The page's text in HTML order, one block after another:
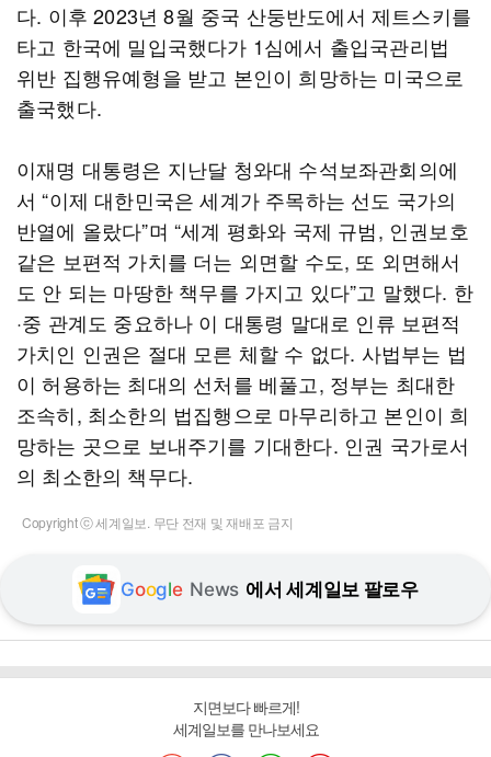
다. 이후 2023년 8월 중국 산둥반도에서 제트스키를
타고 한국에 밀입국했다가 1심에서 출입국관리법
위반 집행유예형을 받고 본인이 희망하는 미국으로
출국했다.
이재명 대통령은 지난달 청와대 수석보좌관회의에
서 “이제 대한민국은 세계가 주목하는 선도 국가의
반열에 올랐다”며 “세계 평화와 국제 규범, 인권보호
같은 보편적 가치를 더는 외면할 수도, 또 외면해서
도 안 되는 마땅한 책무를 가지고 있다”고 말했다. 한
·중 관계도 중요하나 이 대통령 말대로 인류 보편적
가치인 인권은 절대 모른 체할 수 없다. 사법부는 법
이 허용하는 최대의 선처를 베풀고, 정부는 최대한
조속히, 최소한의 법집행으로 마무리하고 본인이 희
망하는 곳으로 보내주기를 기대한다. 인권 국가로서
의 최소한의 책무다.
Copyright ⓒ 세계일보. 무단 전재 및 재배포 금지
Google News 에서 세계일보 팔로우
지면보다 빠르게!
세계일보를 만나보세요